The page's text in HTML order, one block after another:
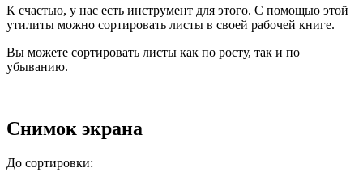
К счастью, у нас есть инструмент для этого. С помощью этой
утилиты можно сортировать листы в своей рабочей книге.
Вы можете сортировать листы как по росту, так и по
убыванию.
Снимок экрана
До сортировки: